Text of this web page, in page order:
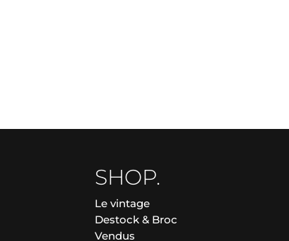
SHOP.
Le vintage
Destock & Broc
Vendus